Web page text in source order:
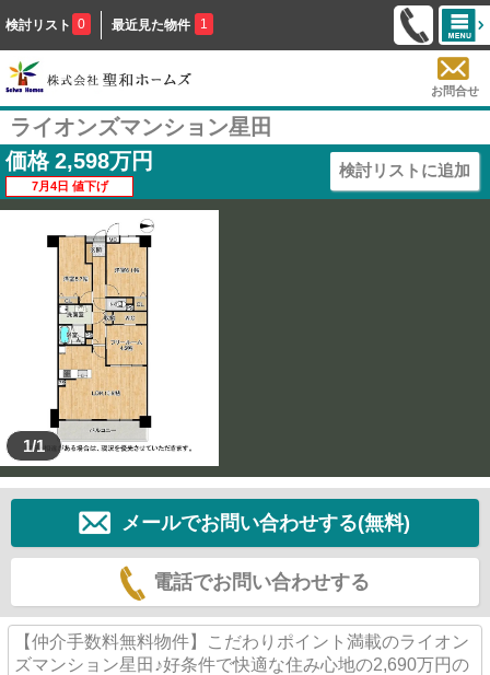
検討リスト 0 最近見た物件 1
お問合せ
ライオンズマンション星田
価格 2,598万円
7月4日 値下げ
検討リストに追加
1/1
メールでお問い合わせする(無料)
電話でお問い合わせする
【仲介手数料無料物件】こだわりポイント満載のライオン
ズマンション星田♪好条件で快適な住み心地の2,690万円の